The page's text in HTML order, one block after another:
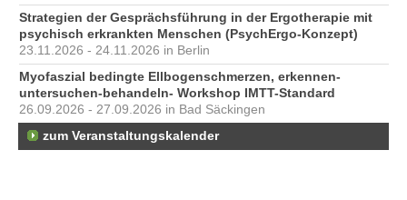
Strategien der Gesprächsführung in der Ergotherapie mit
psychisch erkrankten Menschen (PsychErgo-Konzept)
23.11.2026 - 24.11.2026 in Berlin
Myofaszial bedingte Ellbogenschmerzen, erkennen-
untersuchen-behandeln- Workshop IMTT-Standard
26.09.2026 - 27.09.2026 in Bad Säckingen
zum Veranstaltungskalender